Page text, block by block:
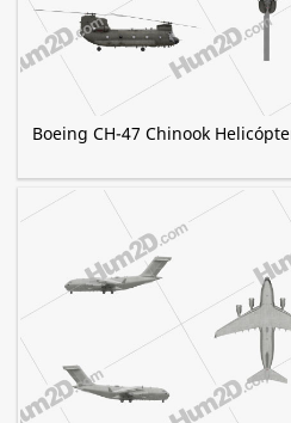
Boeing CH-47 Chinook